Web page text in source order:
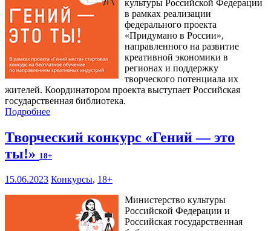
культуры Российской Федерации
в рамках реализации
федерального проекта
«Придумано в России»,
направленного на развитие
креативной экономики в
регионах и поддержку
творческого потенциала их
жителей. Координатором проекта выступает Российская
государственная библиотека.
Подробнее
Творческий конкурс «Гений — это
ты!» 18+
15.06.2023 Конкурсы, 18+
Министерство культуры
Российской Федерации и
Российская государственная